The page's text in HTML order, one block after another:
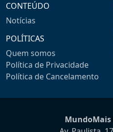
CONTEÚDO
Notícias
POLÍTICAS
Quem somos
Política de Privacidade
Política de Cancelamento
MundoMais